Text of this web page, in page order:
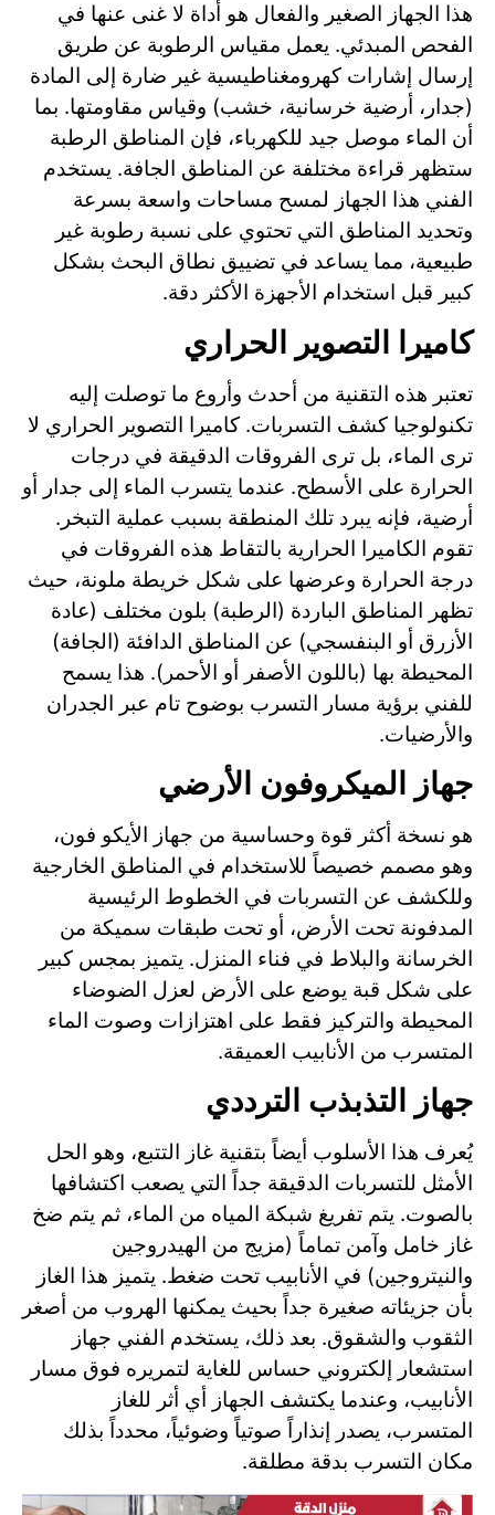
هذا الجهاز الصغير والفعال هو أداة لا غنى عنها في
الفحص المبدئي. يعمل مقياس الرطوبة عن طريق
إرسال إشارات كهرومغناطيسية غير ضارة إلى المادة
(جدار، أرضية خرسانية، خشب) وقياس مقاومتها. بما
أن الماء موصل جيد للكهرباء، فإن المناطق الرطبة
ستظهر قراءة مختلفة عن المناطق الجافة. يستخدم
الفني هذا الجهاز لمسح مساحات واسعة بسرعة
وتحديد المناطق التي تحتوي على نسبة رطوبة غير
طبيعية، مما يساعد في تضييق نطاق البحث بشكل
كبير قبل استخدام الأجهزة الأكثر دقة.
كاميرا التصوير الحراري
تعتبر هذه التقنية من أحدث وأروع ما توصلت إليه
تكنولوجيا كشف التسربات. كاميرا التصوير الحراري لا
ترى الماء، بل ترى الفروقات الدقيقة في درجات
الحرارة على الأسطح. عندما يتسرب الماء إلى جدار أو
أرضية، فإنه يبرد تلك المنطقة بسبب عملية التبخر.
تقوم الكاميرا الحرارية بالتقاط هذه الفروقات في
درجة الحرارة وعرضها على شكل خريطة ملونة، حيث
تظهر المناطق الباردة (الرطبة) بلون مختلف (عادة
الأزرق أو البنفسجي) عن المناطق الدافئة (الجافة)
المحيطة بها (باللون الأصفر أو الأحمر). هذا يسمح
للفني برؤية مسار التسرب بوضوح تام عبر الجدران
والأرضيات.
جهاز الميكروفون الأرضي
هو نسخة أكثر قوة وحساسية من جهاز الأيكو فون،
وهو مصمم خصيصاً للاستخدام في المناطق الخارجية
وللكشف عن التسربات في الخطوط الرئيسية
المدفونة تحت الأرض، أو تحت طبقات سميكة من
الخرسانة والبلاط في فناء المنزل. يتميز بمجس كبير
على شكل قبة يوضع على الأرض لعزل الضوضاء
المحيطة والتركيز فقط على اهتزازات وصوت الماء
المتسرب من الأنابيب العميقة.
جهاز التذبذب الترددي
يُعرف هذا الأسلوب أيضاً بتقنية غاز التتبع، وهو الحل
الأمثل للتسربات الدقيقة جداً التي يصعب اكتشافها
بالصوت. يتم تفريغ شبكة المياه من الماء، ثم يتم ضخ
غاز خامل وآمن تماماً (مزيج من الهيدروجين
والنيتروجين) في الأنابيب تحت ضغط. يتميز هذا الغاز
بأن جزيئاته صغيرة جداً بحيث يمكنها الهروب من أصغر
الثقوب والشقوق. بعد ذلك، يستخدم الفني جهاز
استشعار إلكتروني حساس للغاية لتمريره فوق مسار
الأنابيب، وعندما يكتشف الجهاز أي أثر للغاز
المتسرب، يصدر إنذاراً صوتياً وضوئياً، محدداً بذلك
مكان التسرب بدقة مطلقة.